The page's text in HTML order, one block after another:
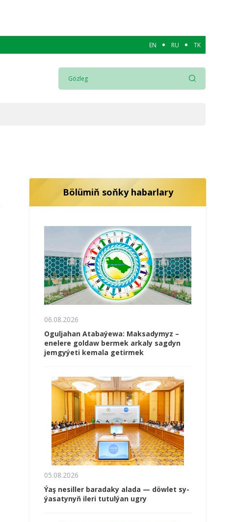
EN RU TK
Bölümiň soňky habarlary
06.08.2026
Oguljahan Atabaýewa: Maksadymyz –
enelere goldaw bermek arkaly sagdyn
jemgyýeti kemala getirmek
05.08.2026
Ýaş ne­sil­ler ba­ra­da­ky ala­da — döw­let sy­
ýa­sa­ty­nyň ile­ri tu­tul­ýan ug­ry